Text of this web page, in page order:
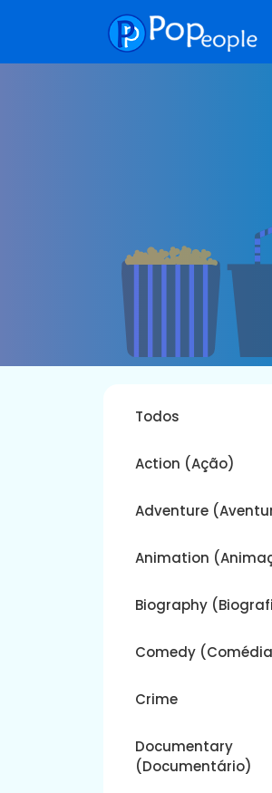
Todos
Action (Ação)
Adventure
Animation
Biography
Comedy
Crime
Documentary
(Documentário)